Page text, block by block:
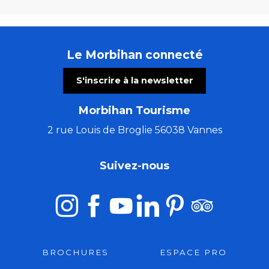
Le Morbihan connecté
S'inscrire à la newsletter
Morbihan Tourisme
2 rue Louis de Broglie 56038 Vannes
Suivez-nous
BROCHURES ESPACE PRO